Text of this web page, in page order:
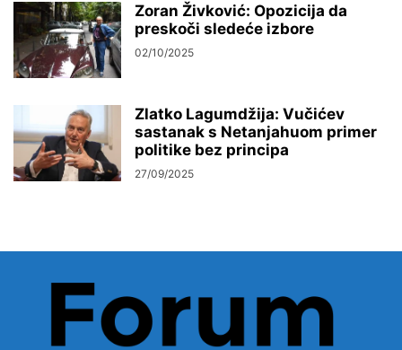
Zoran Živković: Opozicija da
preskoči sledeće izbore
02/10/2025
Zlatko Lagumdžija: Vučićev
sastanak s Netanjahuom primer
politike bez principa
27/09/2025